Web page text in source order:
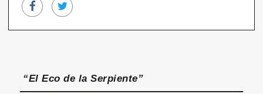
“El Eco de la Serpiente”